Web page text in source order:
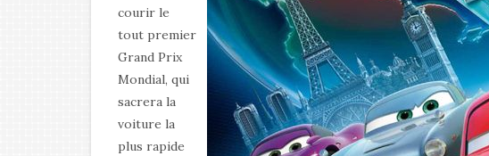
courir le
tout premier
Grand Prix
Mondial, qui
sacrera la
voiture la
plus rapide